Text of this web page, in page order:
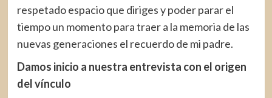
respetado espacio que diriges y poder parar el
tiempo un momento para traer a la memoria de las
nuevas generaciones el recuerdo de mi padre.
Damos inicio a nuestra entrevista con el origen
del vínculo